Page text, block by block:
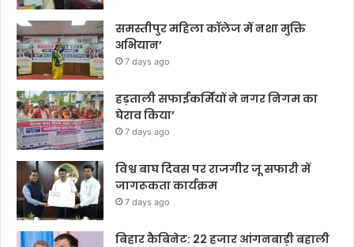
समस्तीपुर महिला कॉलेज में नशा मुक्ति
अभियान’
7 days ago
हड़ताली सफाईकर्मियों ने नगर निगम का
घेराव किया’
7 days ago
विश्व बाघ दिवस पर राजगीर जू सफारी में
जागरूकता कार्यक्रम
7 days ago
बिहार कैबिनेट: 22 हजार आंगनबाड़ी बहाली